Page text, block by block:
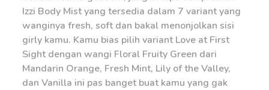
Izzi Body Mist yang tersedia dalam 7 variant yang
wanginya fresh, soft dan bakal menonjolkan sisi
girly kamu. Kamu bias pilih variant Love at First
Sight dengan wangi Floral Fruity Green dari
Mandarin Orange, Fresh Mint, Lily of the Valley,
dan Vanilla ini pas banget buat kamu yang gak